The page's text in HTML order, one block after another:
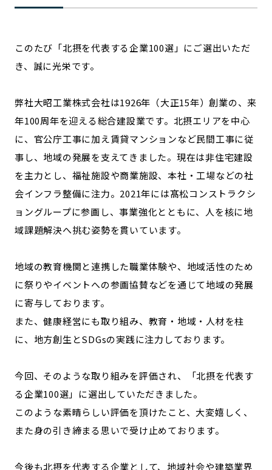
このたび「北摂を代表する企業100選」にご選出いただ
き、誠に光栄です。
弊社大昭工業株式会社は1926年（大正15年）創業の、来
年100周年を迎える総合建設業です。北摂エリアを中心
に、官公庁工事に加え賃貸マンションなど民間工事に従
事し、地域の発展を支えてきました。現在は非住宅建設
を主力とし、福祉施設や商業施設、本社・工場などの社
会インフラ整備に注力。2021年には髙松コンストラクシ
ョングループに参画し、事業強化とともに、人を核に地
域課題解決へ挑む姿勢を貫いています。
地域の教育機関と連携した職業体験や、地域活性のため
に祭りやイベントへの参画協賛などを通じて地域の発展
に寄与しております。
また、健康経営にも取り組み、教育・地域・人材を柱
に、地方創生とSDGsの実践に注力しております。
今回、そのような取り組みを評価され、「北摂を代表す
る企業100選」に選出していただきました。
このような素晴らしい評価を頂けたこと、大変嬉しく、
また身の引き締まる思いで受け止めております。
今後も北摂を代表する企業として、地域社会や建築業界